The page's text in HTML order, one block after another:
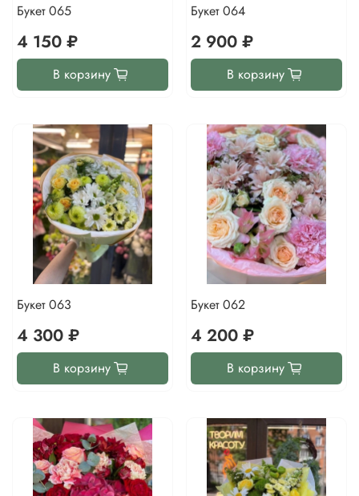
Букет 065
4 150 ₽
В корзину
Букет 064
2 900 ₽
В корзину
Букет 063
4 300 ₽
В корзину
Букет 062
4 200 ₽
В корзину